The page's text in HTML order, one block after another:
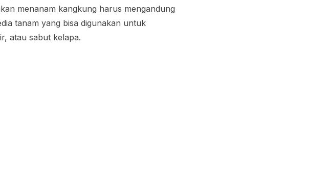
menanam kangkung harus mengandung
tanam yang bisa digunakan untuk
atau sabut kelapa.